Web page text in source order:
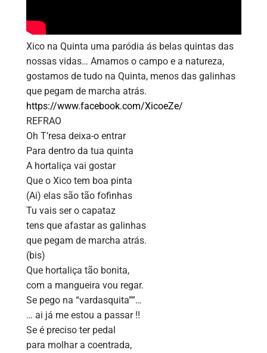
Xico na Quinta uma paródia ás belas quintas das
nossas vidas… Amamos o campo e a natureza,
gostamos de tudo na Quinta, menos das galinhas
que pegam de marcha atrás.
https://www.facebook.com/XicoeZe/
REFRAO
Oh T’resa deixa-o entrar
Para dentro da tua quinta
A hortaliça vai gostar
Que o Xico tem boa pinta
(Ai) elas são tão fofinhas
Tu vais ser o capataz
tens que afastar as galinhas
que pegam de marcha atrás.
(bis)
Que hortaliça tão bonita,
com a mangueira vou regar.
Se pego na “vardasquita””…
… ai já me estou a passar !!
Se é preciso ter pedal
para molhar a coentrada,